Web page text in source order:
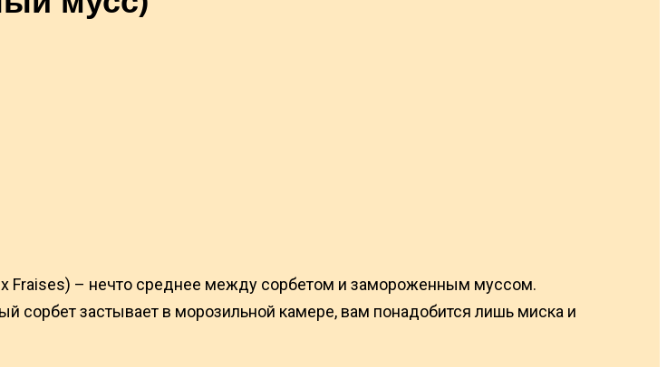
Fraises) – нечто среднее между сорбетом и замороженным муссом.
сорбет застывает в морозильной камере, вам понадобится лишь миска и